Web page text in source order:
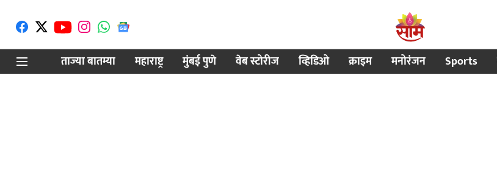
ताज्या बातम्या
महाराष्ट्र मुंबई पुणे वेब स्टोरीज व्हिडिओ क्राइम मनोरंजन Sports